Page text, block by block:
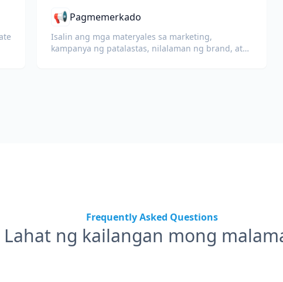
📢 Pagmemerkado
Isalin ang mga materyales sa marketing,
kampanya ng patalastas, nilalaman ng brand, at
Frequently Asked Questions
Lahat ng kailangan mong